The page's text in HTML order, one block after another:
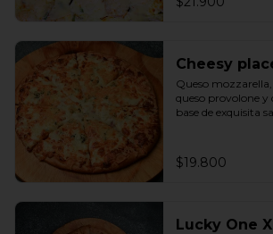
Cheesy
Queso
queso provolone y
base de exquisita
$19.800
Lucky One